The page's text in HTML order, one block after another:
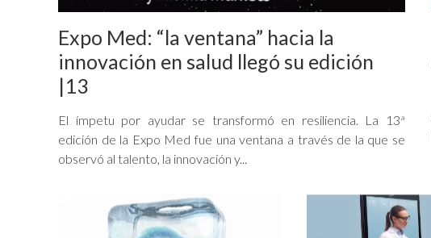
Expo Med: “la ventana” hacia la
innovación en salud llegó su edición
|13
El ímpetu por ayudar se transformó en resiliencia. La 13ª
edición de la Expo Med fue una ventana a través de la que se
observó al talento, la innovación y...